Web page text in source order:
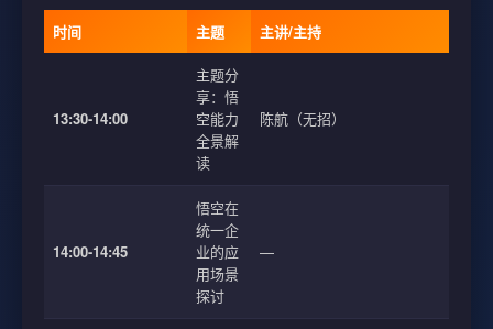
时间 主题 主讲/主持
13:30-14:00
主题分
享：悟
空能力
全景解
读
陈航（无招）
14:00-14:45
悟空在
统一企
业的应
用场景
探讨
—